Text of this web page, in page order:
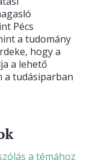
Pécs
a tudomány
hogy a
a lehető
a tudásiparban
a témához